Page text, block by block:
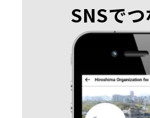
SNSで